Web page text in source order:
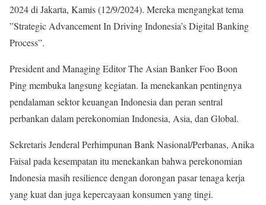
2024 di Jakarta, Kamis (12/9/2024). Mereka mengangkat tema
”Strategic Advancement In Driving Indonesia’s Digital Banking
Process”.
President and Managing Editor The Asian Banker Foo Boon
Ping membuka langsung kegiatan. Ia menekankan pentingnya
pendalaman sektor keuangan Indonesia dan peran sentral
perbankan dalam perekonomian Indonesia, Asia, dan Global.
Sekretaris Jenderal Perhimpunan Bank Nasional/Perbanas, Anika
Faisal pada kesempatan itu menekankan bahwa perekonomian
Indonesia masih resilience dengan dorongan pasar tenaga kerja
yang kuat dan juga kepercayaan konsumen yang tingi.